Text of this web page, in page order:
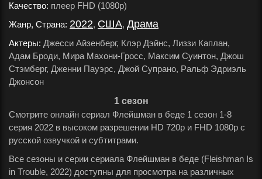
Качество: плеер FHD (1080p)
Жанр, Страна: 2022, США, Драма
Актеры: Джесси Айзенберг, Клэр Дэйнс, Лиззи Каплан,
Адам Броди, Мира Махони-Гросс, Максим Суинтон, Джош
Стэмберг, Дженни Пауэрс, Джой Супрано, Ральф Эдриэль
Джонсон
1 сезон
Смотрите онлайн сериал Флейшман в беде 1 сезон 1-8
серия 2022 в высоком разрешении HD 720p и FHD 1080p с
русской озвучкой и субтитрами.
Все сезоны и серии сериала Флейшман в беде (Fleishman Is
in Trouble, 2022) доступны для просмотра на различных